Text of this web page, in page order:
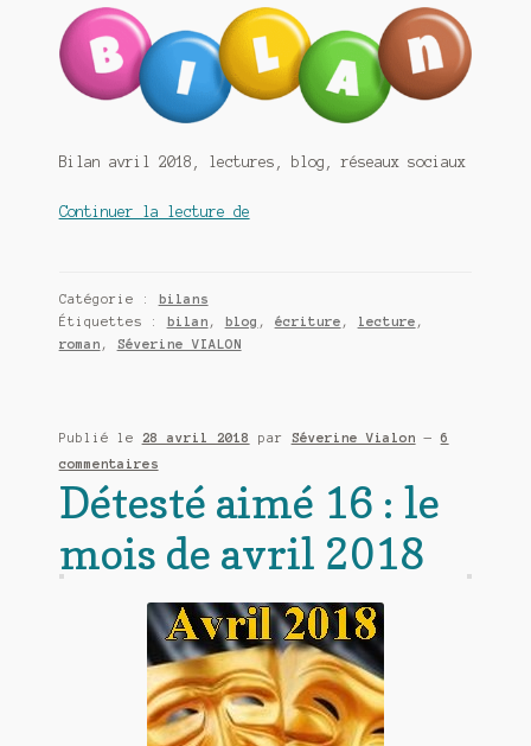
Sauver ou périr
Une baffe et ça repart
Bilan avril 2018, lectures, blog, réseaux sociaux
Continuer la lecture deBilan
blog,
Catégorie :
bilans
Étiquettes :
bilan , blog , écriture , lecture ,
roman , Séverine VIALON
Publié le 28 avril 2018 par Séverine Vialon — 6
commentaires
Détesté aimé 16 : le
mois de avril 2018